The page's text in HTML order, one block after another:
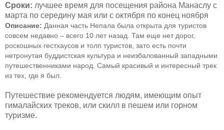
Сроки: лучшее время для посещения района Манаслу с
марта по середину мая или с октября по конец ноября
Описание: Данная часть Непала была открыта для туристов
совсем недавно – всего 10 лет назад. Там еще нет дорог,
роскошных гестхаусов и толп туристов, зато есть почти
нетронутая буддистская культура и неизбалованный западными
путешественниками народ. Самый красивый и интересный трек
из тех, где я был.
Путешествие рекомендуется людям, имеющим опыт
гималайских треков, или скилл в пешем или горном
туризме.